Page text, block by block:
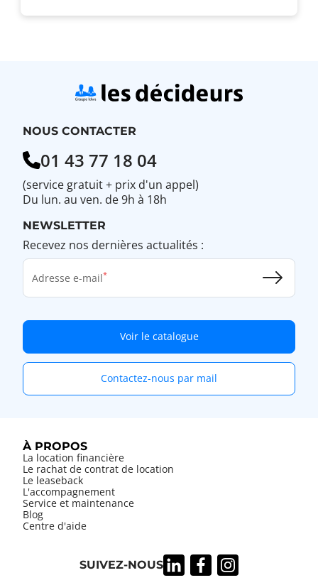
NOUS CONTACTER
01 43 77 18 04
(service gratuit + prix d'un appel)
Du lun. au ven. de 9h à 18h
NEWSLETTER
Recevez nos dernières actualités :
Adresse e-mail
Voir le catalogue
Contactez-nous par mail
À PROPOS
La location financière
Le rachat de contrat de location
Le leaseback
L'accompagnement
Service et maintenance
Blog
Centre d'aide
SUIVEZ-NOUS